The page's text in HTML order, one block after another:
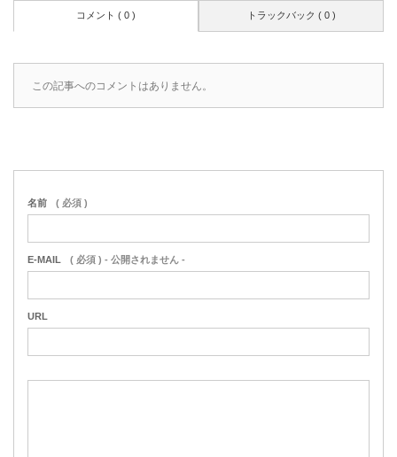
コメント ( 0 ) トラックバック ( 0 )
この記事へのコメントはありません。
名前 ( 必須 )
E-MAIL ( 必須 ) - 公開されません -
URL